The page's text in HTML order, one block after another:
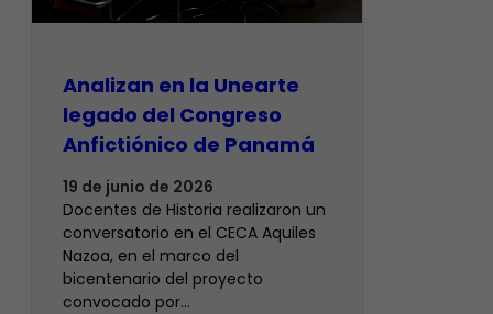
Analizan en la Unearte
legado del Congreso
Anfictiónico de Panamá
19 de junio de 2026
Docentes de Historia realizaron un
conversatorio en el CECA Aquiles
Nazoa, en el marco del
bicentenario del proyecto
convocado por…